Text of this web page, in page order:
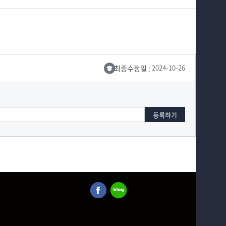
최종수정일 : 2024-10-26